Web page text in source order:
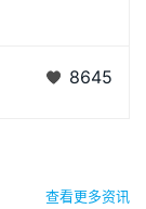
电容触摸
8645
查看更多资讯